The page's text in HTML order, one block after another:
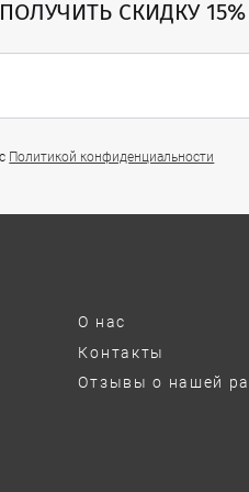
СКИДКУ
Политикой конфиденциальности
О нас
Контакты
Отзывы о нашей